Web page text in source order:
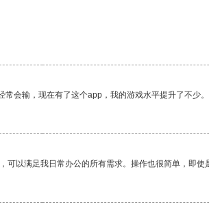
会输，现在有了这个app，我的游戏水平提升了不少。
以满足我日常办公的所有需求。操作也很简单，即使